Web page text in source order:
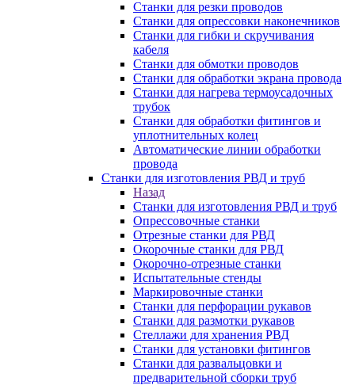
Станки для резки проводов
Станки для опрессовки наконечников
Станки для гибки и скручивания
кабеля
Станки для обмотки проводов
Станки для обработки экрана провода
Станки для нагрева термоусадочных
трубок
Станки для обработки фитингов и
уплотнительных колец
Автоматические линии обработки
провода
Станки для изготовления РВД и труб
Назад
Станки для изготовления РВД и труб
Опрессовочные станки
Отрезные станки для РВД
Окорочные станки для РВД
Окорочно-отрезные станки
Испытательные стенды
Маркировочные станки
Станки для перфорации рукавов
Станки для размотки рукавов
Стеллажи для хранения РВД
Станки для установки фитингов
Станки для развальцовки и
предварительной сборки труб